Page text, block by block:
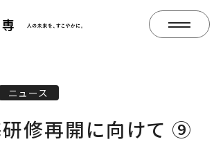
ニュース
修再開に向けて ⑨